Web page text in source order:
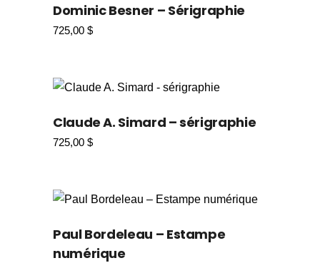
Dominic Besner – Sérigraphie
725,00 $
Claude A. Simard – sérigraphie
725,00 $
Paul Bordeleau – Estampe
numérique